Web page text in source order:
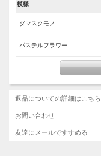
模様
ダマスクモノ
パステルフラワー
返品についての詳細はこちら
お問い合わせ
友達にメールですすめる